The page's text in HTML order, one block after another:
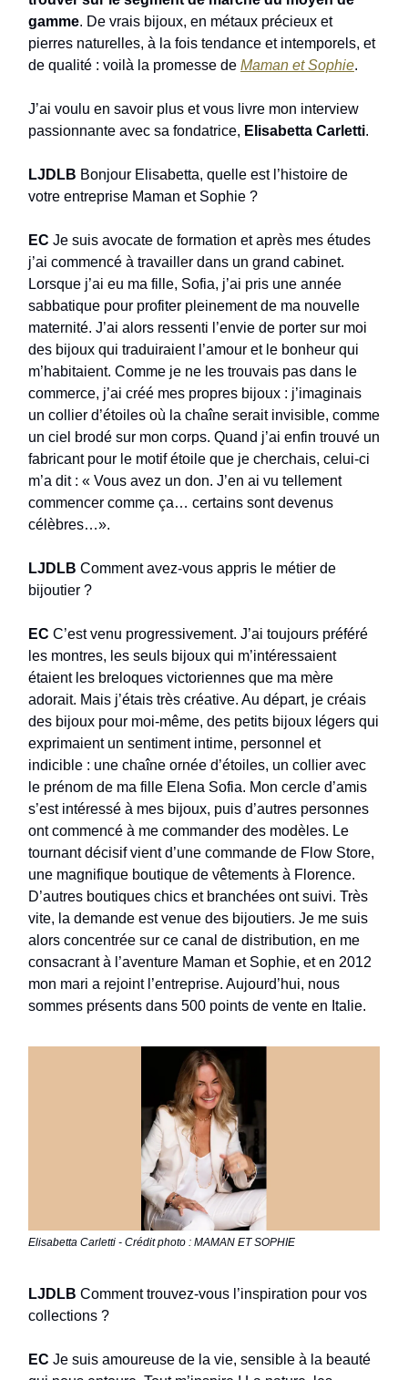
gamme. De vrais bijoux, en métaux précieux et
pierres naturelles, à la fois tendance et intemporels, et
de qualité : voilà la promesse de Maman et Sophie.
J’ai voulu en savoir plus et vous livre mon interview
passionnante avec sa fondatrice, Elisabetta Carletti.
LJDLB Bonjour Elisabetta, quelle est l’histoire de
votre entreprise Maman et Sophie ?
EC Je suis avocate de formation et après mes études
j’ai commencé à travailler dans un grand cabinet.
Lorsque j’ai eu ma fille, Sofia, j’ai pris une année
sabbatique pour profiter pleinement de ma nouvelle
maternité. J’ai alors ressenti l’envie de porter sur moi
des bijoux qui traduiraient l’amour et le bonheur qui
m’habitaient. Comme je ne les trouvais pas dans le
commerce, j’ai créé mes propres bijoux : j’imaginais
un collier d’étoiles où la chaîne serait invisible, comme
un ciel brodé sur mon corps. Quand j’ai enfin trouvé un
fabricant pour le motif étoile que je cherchais, celui-ci
m’a dit : « Vous avez un don. J’en ai vu tellement
commencer comme ça… certains sont devenus
célèbres…».
LJDLB Comment avez-vous appris le métier de
bijoutier ?
EC C’est venu progressivement. J’ai toujours préféré
les montres, les seuls bijoux qui m’intéressaient
étaient les breloques victoriennes que ma mère
adorait. Mais j’étais très créative. Au départ, je créais
des bijoux pour moi-même, des petits bijoux légers qui
exprimaient un sentiment intime, personnel et
indicible : une chaîne ornée d’étoiles, un collier avec
le prénom de ma fille Elena Sofia. Mon cercle d’amis
s’est intéressé à mes bijoux, puis d’autres personnes
ont commencé à me commander des modèles. Le
tournant décisif vient d’une commande de Flow Store,
une magnifique boutique de vêtements à Florence.
D’autres boutiques chics et branchées ont suivi. Très
vite, la demande est venue des bijoutiers. Je me suis
alors concentrée sur ce canal de distribution, en me
consacrant à l’aventure Maman et Sophie, et en 2012
mon mari a rejoint l’entreprise. Aujourd’hui, nous
sommes présents dans 500 points de vente en Italie.
Elisabetta Carletti - Crédit photo : MAMAN ET SOPHIE
LJDLB Comment trouvez-vous l’inspiration pour vos
collections ?
EC Je suis amoureuse de la vie, sensible à la beauté